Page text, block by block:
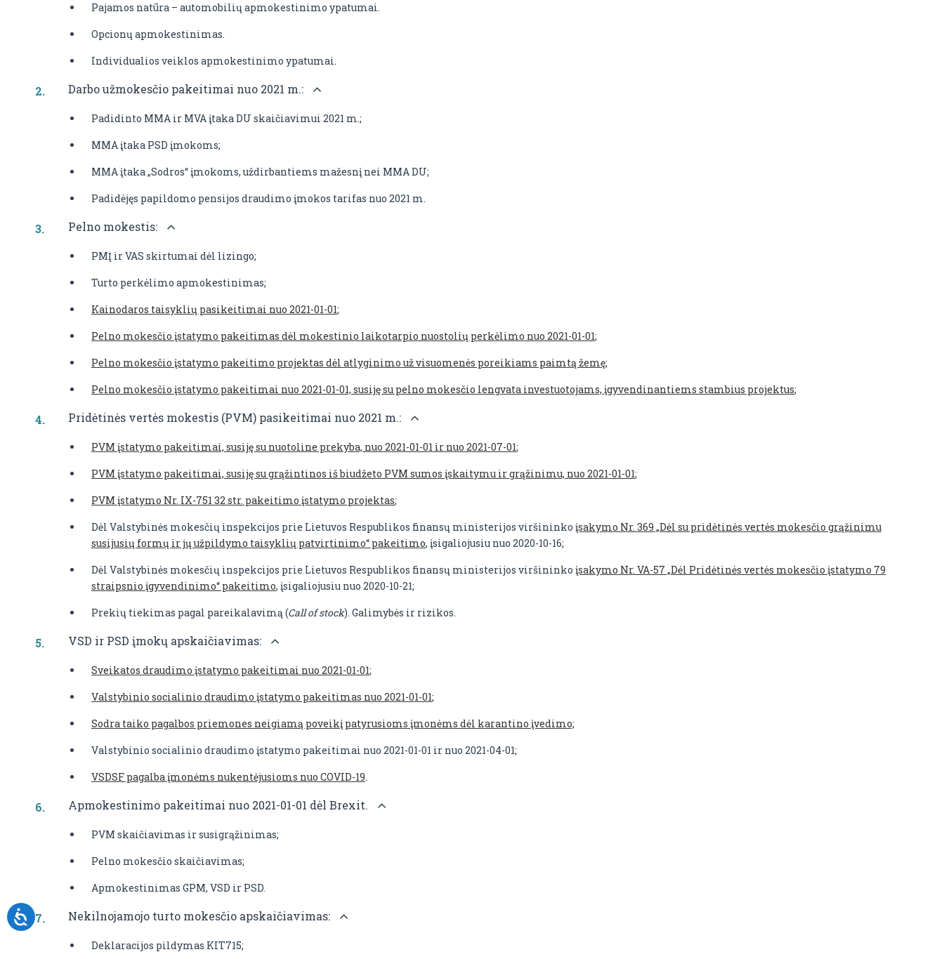
Pajamos natūra – automobilių apmokestinimo ypatumai.
Opcionų apmokestinimas.
Individualios veiklos apmokestinimo ypatumai.
Darbo užmokesčio pakeitimai nuo 2021 m.:
Padidinto MMA ir MVA įtaka DU skaičiavimui 2021 m.;
MMA įtaka PSD įmokoms;
MMA įtaka „Sodros“ įmokoms, uždirbantiems mažesnį nei MMA DU;
Padidėjęs papildomo pensijos draudimo įmokos tarifas nuo 2021 m.
Pelno mokestis:
PMĮ ir VAS skirtumai dėl lizingo;
Turto perkėlimo apmokestinimas;
Kainodaros taisyklių pasikeitimai nuo 2021-01-01;
Pelno mokesčio įstatymo pakeitimas dėl mokestinio laikotarpio nuostolių perkėlimo nuo 2021-01-01;
Pelno mokesčio įstatymo pakeitimo projektas dėl atlyginimo už visuomenės poreikiams paimtą žemę;
Pelno mokesčio įstatymo pakeitimai nuo 2021-01-01, susiję su pelno mokesčio lengvata investuotojams, įgyvendinantiems stambius projektus;
Pridėtinės vertės mokestis (PVM) pasikeitimai nuo 2021 m.:
PVM įstatymo pakeitimai, susiję su nuotoline prekyba, nuo 2021-01-01 ir nuo 2021-07-01;
PVM įstatymo pakeitimai, susiję su grąžintinos iš biudžeto PVM sumos įskaitymu ir grąžinimu, nuo 2021-01-01;
PVM įstatymo Nr. IX-751 32 str. pakeitimo įstatymo projektas;
Dėl Valstybinės mokesčių inspekcijos prie Lietuvos Respublikos finansų ministerijos viršininko įsakymo Nr. 369 „Dėl su pridėtinės vertės mokesčio grąžinimu
susijusių formų ir jų užpildymo taisyklių patvirtinimo“ pakeitimo, įsigaliojusiu nuo 2020-10-16;
Dėl Valstybinės mokesčių inspekcijos prie Lietuvos Respublikos finansų ministerijos viršininko įsakymo Nr. VA-57 „Dėl Pridėtinės vertės mokesčio įstatymo 79
straipsnio įgyvendinimo“ pakeitimo, įsigaliojusiu nuo 2020-10-21;
Prekių tiekimas pagal pareikalavimą (Call of stock). Galimybės ir rizikos.
VSD ir PSD įmokų apskaičiavimas:
Sveikatos draudimo įstatymo pakeitimai nuo 2021-01-01;
Valstybinio socialinio draudimo įstatymo pakeitimas nuo 2021-01-01;
Sodra taiko pagalbos priemones neigiamą poveikį patyrusioms įmonėms dėl karantino įvedimo;
Valstybinio socialinio draudimo įstatymo pakeitimai nuo 2021-01-01 ir nuo 2021-04-01;
VSDSF pagalba įmonėms nukentėjusioms nuo COVID-19.
Apmokestinimo pakeitimai nuo 2021-01-01 dėl Brexit.
PVM skaičiavimas ir susigrąžinimas;
Pelno mokesčio skaičiavimas;
Apmokestinimas GPM, VSD ir PSD.
Nekilnojamojo turto mokesčio apskaičiavimas:
Deklaracijos pildymas KIT715;